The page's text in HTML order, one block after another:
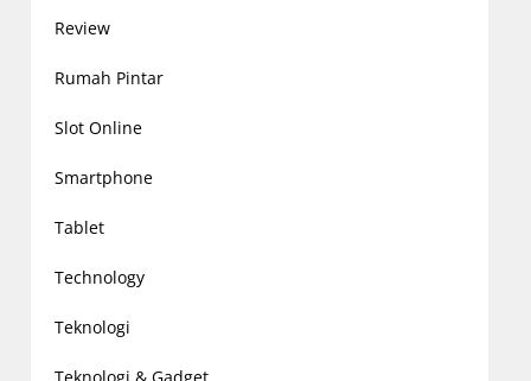
Review
Rumah Pintar
Slot Online
Smartphone
Tablet
Technology
Teknologi